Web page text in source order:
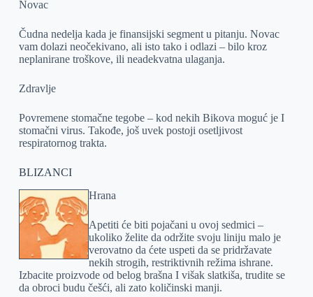
Novac
Čudna nedelja kada je finansijski segment u pitanju. Novac
vam dolazi neočekivano, ali isto tako i odlazi – bilo kroz
neplanirane troškove, ili neadekvatna ulaganja.
Zdravlje
Povremene stomačne tegobe – kod nekih Bikova moguć je I
stomačni virus. Takođe, još uvek postoji osetljivost
respiratornog trakta.
BLIZANCI
Hrana
Apetiti će biti pojačani u ovoj sedmici –
ukoliko želite da održite svoju liniju malo je
verovatno da ćete uspeti da se pridržavate
nekih strogih, restriktivnih režima ishrane.
Izbacite proizvode od belog brašna I višak slatkiša, trudite se
da obroci budu češći, ali zato količinski manji.